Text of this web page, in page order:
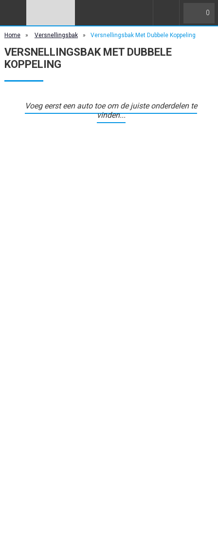
0
Home » Versnellingsbak » Versnellingsbak Met Dubbele Koppeling
VERSNELLINGSBAK MET DUBBELE
KOPPELING
Voeg eerst een auto toe om de juiste onderdelen te
vinden...